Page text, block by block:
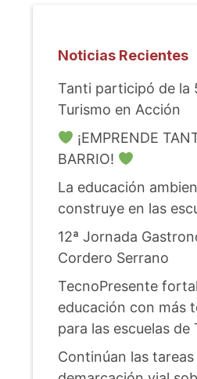
Noticias Recientes
Tanti participó de la
Turismo en Acción
¡EMPRENDE
BARRIO!
La educación
construye en las
12ª Jornada
Cordero Serrano
TecnoPresente
educación con más
para las escuelas de
Continúan las tareas